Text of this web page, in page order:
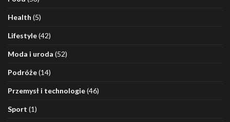
Health (5)
Lifestyle(42)
Moda i uroda (52)
Podróże(14)
Przemysł i technologie(46)
Sport (1)